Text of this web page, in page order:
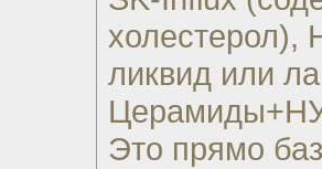
холестерол),
ликвид или
Это прямо